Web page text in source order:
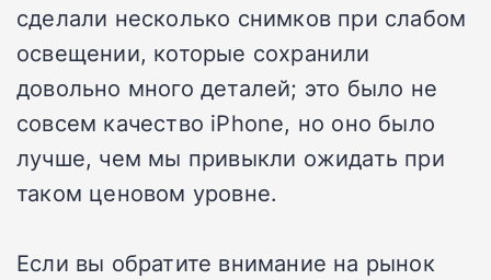
сделали несколько снимков при слабом
освещении, которые сохранили
довольно много деталей; это было не
совсем качество iPhone, но оно было
лучше, чем мы привыкли ожидать при
таком ценовом уровне.
Если вы обратите внимание на рынок